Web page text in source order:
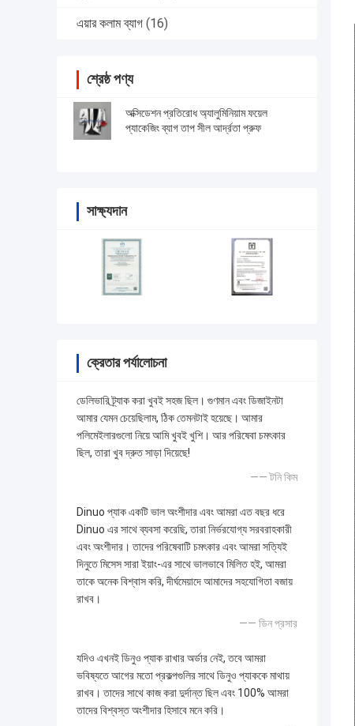
এয়ার কলাম ব্যাগ (16)
শ্রেষ্ঠ পণ্য
অক্সিডেশন প্রতিরোধ অ্যালুমিনিয়াম ফয়েল
প্যাকেজিং ব্যাগ তাপ সীল আর্দ্রতা প্রুফ
সাক্ষ্যদান
ক্রেতার পর্যালোচনা
ডেলিভারি ট্র্যাক করা খুবই সহজ ছিল। গুণমান এবং ডিজাইনটা
আমার যেমন চেয়েছিলাম, ঠিক তেমনটাই হয়েছে। আমার
পলিমেইলারগুলো নিয়ে আমি খুবই খুশি। আর পরিষেবা চমৎকার
ছিল, তারা খুব দ্রুত সাড়া দিয়েছে!
—— টনি কিম
Dinuo প্যাক একটি ভাল অংশীদার এবং আমরা এত বছর ধরে
Dinuo এর সাথে ব্যবসা করেছি, তারা নির্ভরযোগ্য সরবরাহকারী
এবং অংশীদার। তাদের পরিষেবাটি চমৎকার এবং আমরা সত্যিই
দিনুতে মিসেস সারা ইয়াং-এর সাথে ভালভাবে মিলিত হই, আমরা
তাকে অনেক বিশ্বাস করি, দীর্ঘমেয়াদে আমাদের সহযোগিতা বজায়
রাখব।
—— ডিন প্রসার
যদিও এখনই ডিনুও প্যাক রাখার অর্ডার নেই, তবে আমরা
ভবিষ্যতে আগের মতো প্রকল্পগুলির সাথে ডিনুও প্যাককে মাথায়
রাখব। তাদের সাথে কাজ করা দুর্দান্ত ছিল এবং 100% আমরা
তাদের বিশ্বস্ত অংশীদার হিসাবে মনে করি।